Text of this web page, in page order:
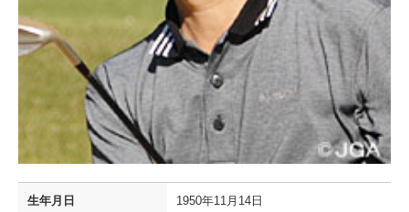
生年月日 1950年11月14日